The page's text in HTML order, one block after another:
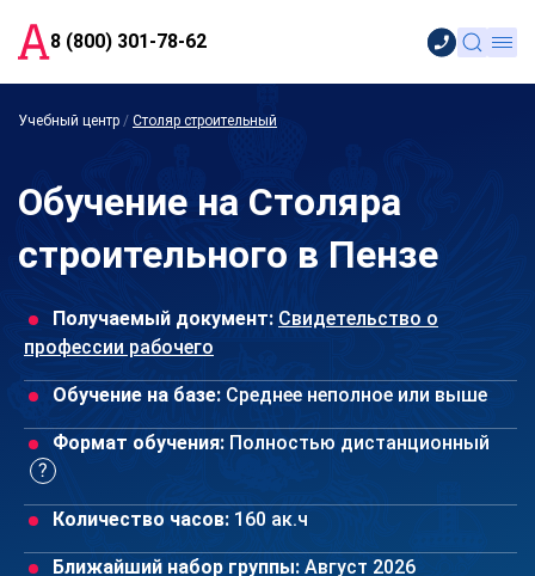
8 (800) 301-78-62
Учебный центр / Столяр строительный
Обучение на Столяра
строительного в Пензе
Получаемый документ: Свидетельство о
профессии рабочего
Обучение на базе: Среднее неполное или выше
Формат обучения: Полностью дистанционный
Количество часов: 160 ак.ч
Ближайший набор группы: Август 2026